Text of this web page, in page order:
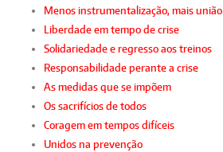
Menos instrumentalização, mais união
Liberdade em tempo de crise
Solidariedade e regresso aos treinos
Responsabilidade perante a crise
As medidas que se impõem
Os sacrifícios de todos
Coragem em tempos difíceis
Unidos na prevenção